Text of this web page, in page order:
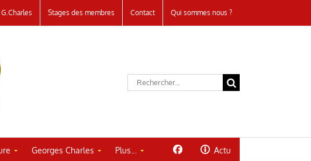
Stages des membres Contact Qui sommes nous ?
Rechercher:
Georges Charles Plus… Actu